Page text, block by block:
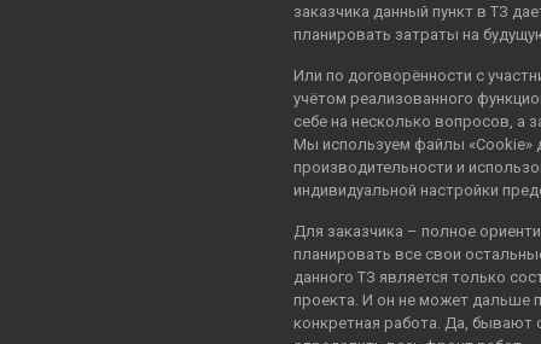
заказчика данный пункт в ТЗ
планировать затраты на
Или по договорённости с
учётом реализованного
себе на несколько вопросов, а
Мы используем файлы «Cookie»
производительности и
индивидуальной настройки
Для заказчика – полное
планировать все свои
данного ТЗ является только
проекта. И он не может дальше
конкретная работа. Да, бывают